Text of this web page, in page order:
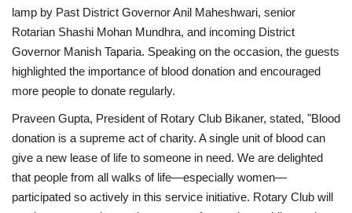
lamp by Past District Governor Anil Maheshwari, senior
Rotarian Shashi Mohan Mundhra, and incoming District
Governor Manish Taparia. Speaking on the occasion, the guests
highlighted the importance of blood donation and encouraged
more people to donate regularly.
Praveen Gupta, President of Rotary Club Bikaner, stated, "Blood
donation is a supreme act of charity. A single unit of blood can
give a new lease of life to someone in need. We are delighted
that people from all walks of life—especially women—
participated so actively in this service initiative. Rotary Club will